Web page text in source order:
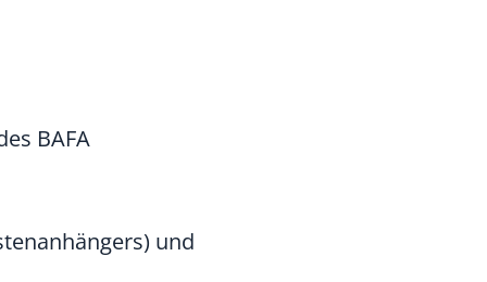
BAFA
und